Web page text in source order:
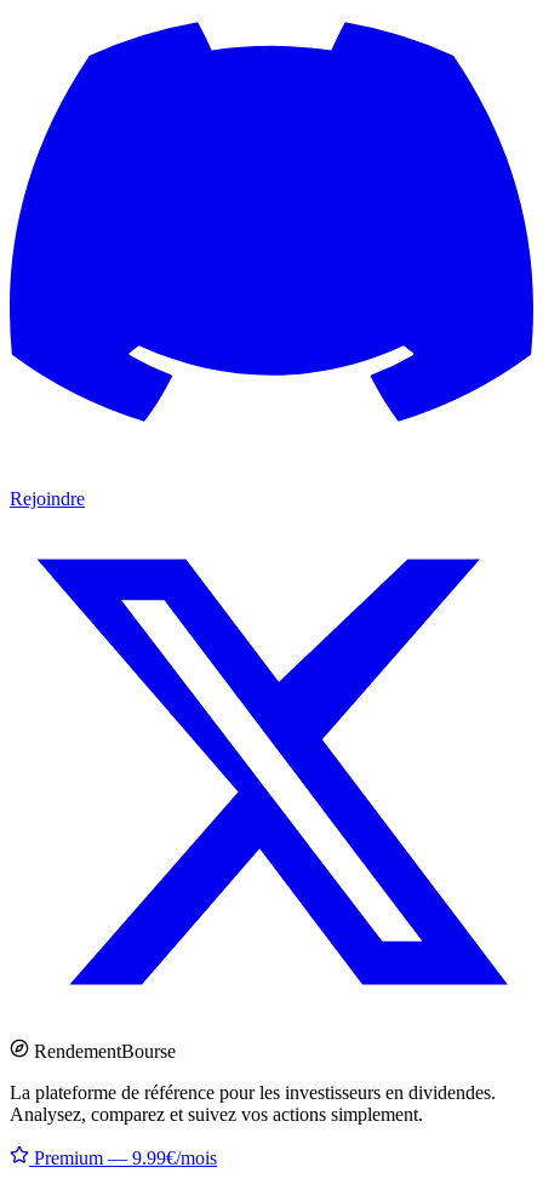
Rejoindre
RendementBourse
La plateforme de référence pour les investisseurs en dividendes.
Analysez, comparez et suivez vos actions simplement.
Premium — 9.99€/mois